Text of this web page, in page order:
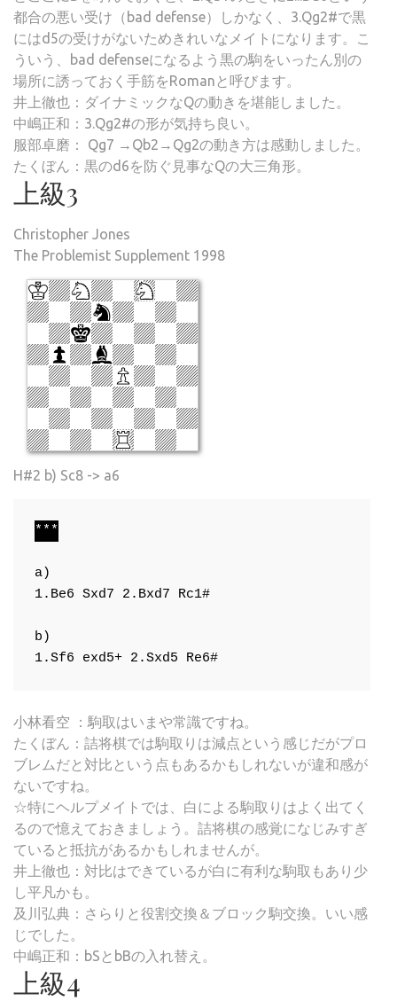
都合の悪い受け（bad defense）しかなく、3.Qg2#で黒
にはd5の受けがないためきれいなメイトになります。こ
ういう、bad defenseになるよう黒の駒をいったん別の
場所に誘っておく手筋をRomanと呼びます。
井上徹也：ダイナミックなQの動きを堪能しました。
中嶋正和：3.Qg2#の形が気持ち良い。
服部卓磨： Qg7 →Qb2→Qg2の動き方は感動しました。
たくぼん：黒のd6を防ぐ見事なQの大三角形。
上級3
Christopher Jones
The Problemist Supplement 1998
H#2 b) Sc8 -> a6
***
a)
1.Be6 Sxd7 2.Bxd7 Rc1#
b)
1.Sf6
exd5+ 2.Sxd5 Re6#
小林看空 ：駒取はいまや常識ですね。
たくぼん：詰将棋では駒取りは減点という感じだがプロ
ブレムだと対比という点もあるかもしれないが違和感が
ないですね。
☆特にヘルプメイトでは、白による駒取りはよく出てく
るので憶えておきましょう。詰将棋の感覚になじみすぎ
ていると抵抗があるかもしれませんが。
井上徹也：対比はできているが白に有利な駒取もあり少
し平凡かも。
及川弘典：さらりと役割交換＆ブロック駒交換。いい感
じでした。
中嶋正和：bSとbBの入れ替え。
上級4